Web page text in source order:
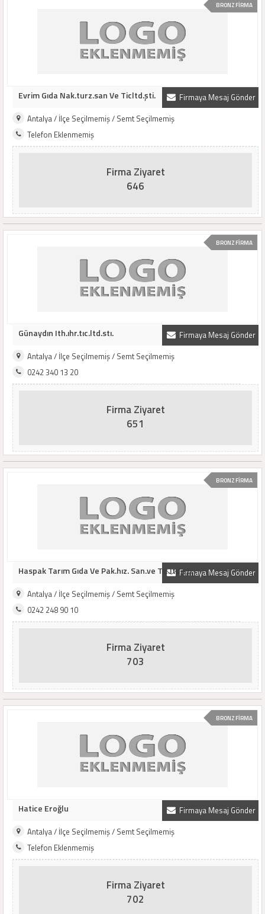
BRONZ FİRMA
Firmaya Mesaj Gönder
Evrim Gıda Nak.turz.san Ve Ticltd.şti.
Antalya / İlçe Seçilmemiş / Semt Seçilmemiş
Telefon Eklenmemiş
Firma Ziyaret
646
BRONZ FİRMA
Firmaya Mesaj Gönder
Günaydın Ith.ıhr.tıc.ltd.stı.
Antalya / İlçe Seçilmemiş / Semt Seçilmemiş
0242 340 13 20
Firma Ziyaret
651
BRONZ FİRMA
Firmaya Mesaj Gönder
Haspak Tarım Gıda Ve Pak.hız. San.ve Tıc.ltd.ştı.
Antalya / İlçe Seçilmemiş / Semt Seçilmemiş
0242 248 90 10
Firma Ziyaret
703
BRONZ FİRMA
Firmaya Mesaj Gönder
Hatice Eroğlu
Antalya / İlçe Seçilmemiş / Semt Seçilmemiş
Telefon Eklenmemiş
Firma Ziyaret
702